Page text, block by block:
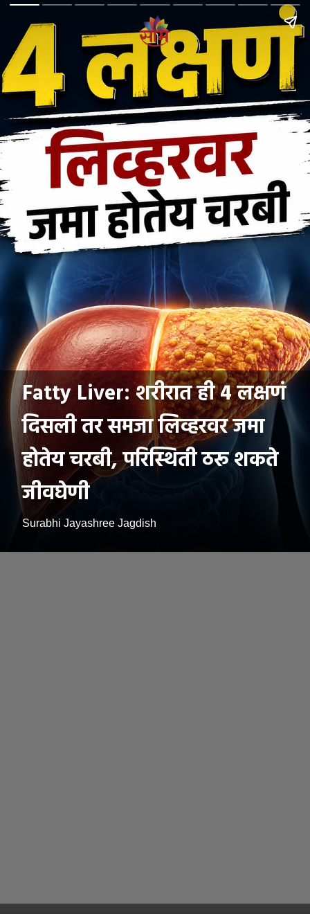
Fatty Liver: शरीरात ही 4 लक्षणं
दिसली तर समजा लिव्हरवर जमा
होतेय चरबी, परिस्थिती ठरू शकते
जीवघेणी
Surabhi Jayashree Jagdish